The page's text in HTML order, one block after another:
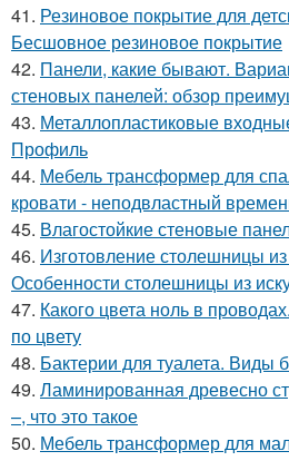
41. Резиновое покрытие для
Бесшовное резиновое покрытие
42. Панели, какие бывают.
стеновых панелей: обзор
43. Металлопластиковые
Профиль
44. Мебель трансформер для
кровати - неподвластный
45. Влагостойкие стеновые
46. Изготовление столешницы
Особенности столешницы из
47. Какого цвета ноль в
по цвету
48. Бактерии для туалета. Виды
49. Ламинированная древесно
–, что это такое
50. Мебель трансформер для